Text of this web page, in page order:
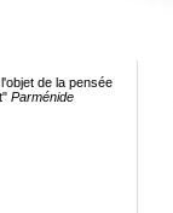
de la pensée
Parménide